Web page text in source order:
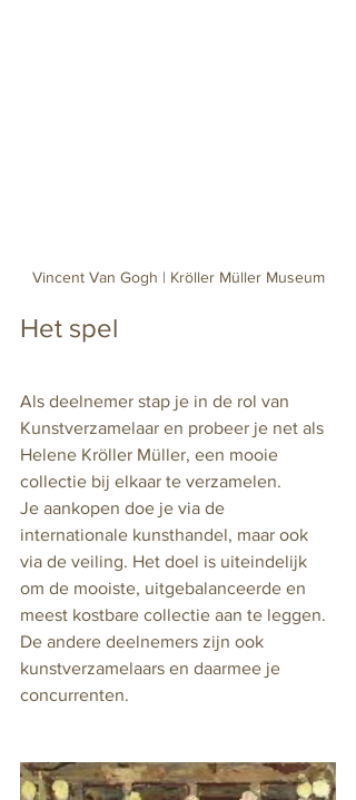
Vincent Van Gogh | Kröller Müller Museum
Het spel
Als deelnemer stap je in de rol van
Kunstverzamelaar en probeer je net als
Helene Kröller Müller, een mooie
collectie bij elkaar te verzamelen.
Je aankopen doe je via de
internationale kunsthandel, maar ook
via de veiling. Het doel is uiteindelijk
om de mooiste, uitgebalanceerde en
meest kostbare collectie aan te leggen.
De andere deelnemers zijn ook
kunstverzamelaars en daarmee je
concurrenten.